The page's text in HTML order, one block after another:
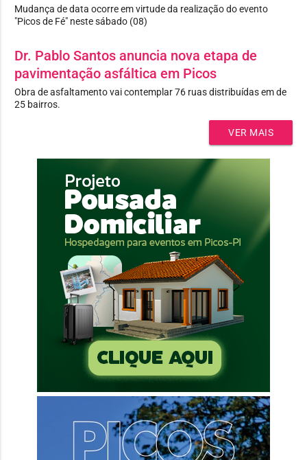
Mudança de data ocorre em virtude da realização do evento
"Picos de Fé" neste sábado (08)
Dr. Pablo Santos anuncia nova etapa de
pavimentação asfáltica em Picos
Obra de asfaltamento vai contemplar 76 ruas distribuídas em de
25 bairros.
VER MAIS